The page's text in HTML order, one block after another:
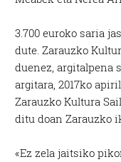
3.700 euroko saria
dute. Zarauzko
duenez, argitalpena
argitara, 2017ko
Zarauzko Kultura
ditu doan Zarauzko
«Ez zela jaitsiko